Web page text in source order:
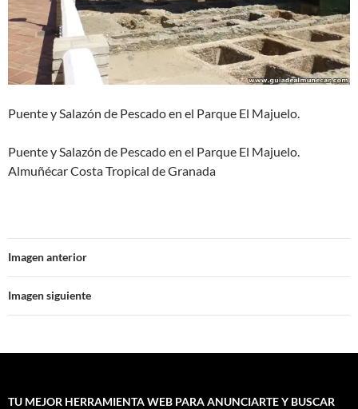
Puente y Salazón de Pescado en el Parque El Majuelo.
Puente y Salazón de Pescado en el Parque El Majuelo.
Almuñécar Costa Tropical de Granada
Imagen anterior
Imagen siguiente
TU MEJOR HERRAMIENTA WEB PARA ANUNCIARTE Y BUSCAR